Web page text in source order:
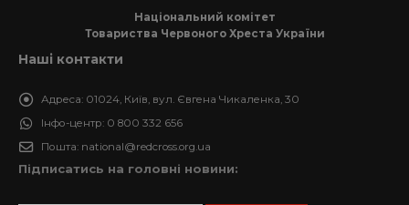
Національний комітет
Товариства Червоного Хреста України
Наші контакти
Адреса: 01024, Київ, вул. Євгена Чикаленка, 30
Інфо-центр: 0 800 332 656
Пошта: national@redcross.org.ua
Підписатись на головні новини: